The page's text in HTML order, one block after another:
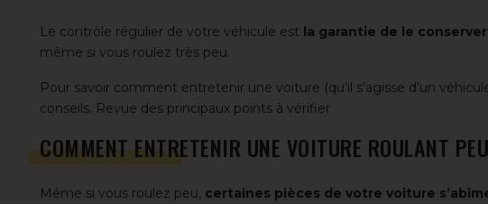
Le contrôle régulier de votre véhicule est la garantie de le
même si vous roulez très peu.
Pour savoir comment entretenir une voiture (qu’il s’agisse d’un
conseils. Revue des principaux points à vérifier
COMMENT ENTRETENIR UNE VOITURE ROULANT
Même si vous roulez peu, certaines pièces de votre voiture